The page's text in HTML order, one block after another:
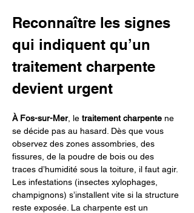
Reconnaître les signes
qui indiquent qu’un
traitement charpente
devient urgent
À Fos-sur-Mer, le traitement charpente ne
se décide pas au hasard. Dès que vous
observez des zones assombries, des
fissures, de la poudre de bois ou des
traces d’humidité sous la toiture, il faut agir.
Les infestations (insectes xylophages,
champignons) s’installent vite si la structure
reste exposée. La charpente est un